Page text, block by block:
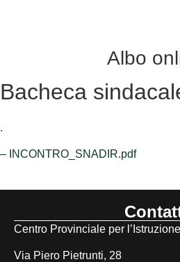
Albo
Bacheca
.
– INCONTRO_SNADIR.pdf
Centro Provinciale per
Via Piero Pietrunti, 28